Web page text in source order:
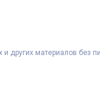
других материалов без